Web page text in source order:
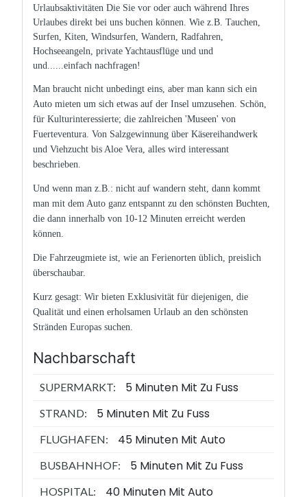
Urlaubsaktivitäten Die Sie vor oder auch während Ihres
Urlaubes direkt bei uns buchen können. Wie z.B. Tauchen,
Surfen, Kiten, Windsurfen, Wandern, Radfahren,
Hochseeangeln, private Yachtausflüge und und
und......einfach nachfragen!
Man braucht nicht unbedingt eins, aber man kann sich ein
Auto mieten um sich etwas auf der Insel umzusehen. Schön,
für Kulturinteressierte; die zahlreichen 'Museen' von
Fuerteventura. Von Salzgewinnung über Käsereihandwerk
und Viehzucht bis Aloe Vera, alles wird interessant
beschrieben.
Und wenn man z.B.: nicht auf wandern steht, dann kommt
man mit dem Auto ganz entspannt zu den schönsten Buchten,
die dann innerhalb von 10-12 Minuten erreicht werden
können.
Die Fahrzeugmiete ist, wie an Ferienorten üblich, preislich
überschaubar.
Kurz gesagt: Wir bieten Exklusivität für diejenigen, die
Qualität und einen erholsamen Urlaub an den schönsten
Stränden Europas suchen.
Nachbarschaft
SUPERMARKT: 5 Minuten Mit Zu Fuss
STRAND: 5 Minuten Mit Zu Fuss
FLUGHAFEN: 45 Minuten Mit Auto
BUSBAHNHOF: 5 Minuten Mit Zu Fuss
HOSPITAL: 40 Minuten Mit Auto